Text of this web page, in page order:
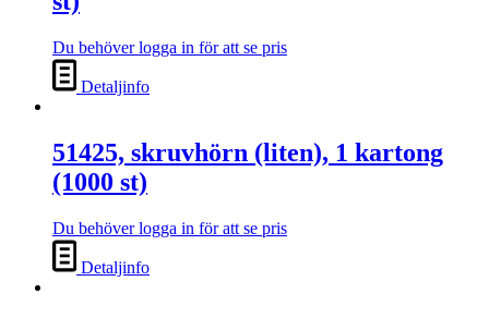
Du behöver logga in för att se pris
Detaljinfo
51425, skruvhörn (liten), 1 kartong
(1000 st)
Du behöver logga in för att se pris
Detaljinfo